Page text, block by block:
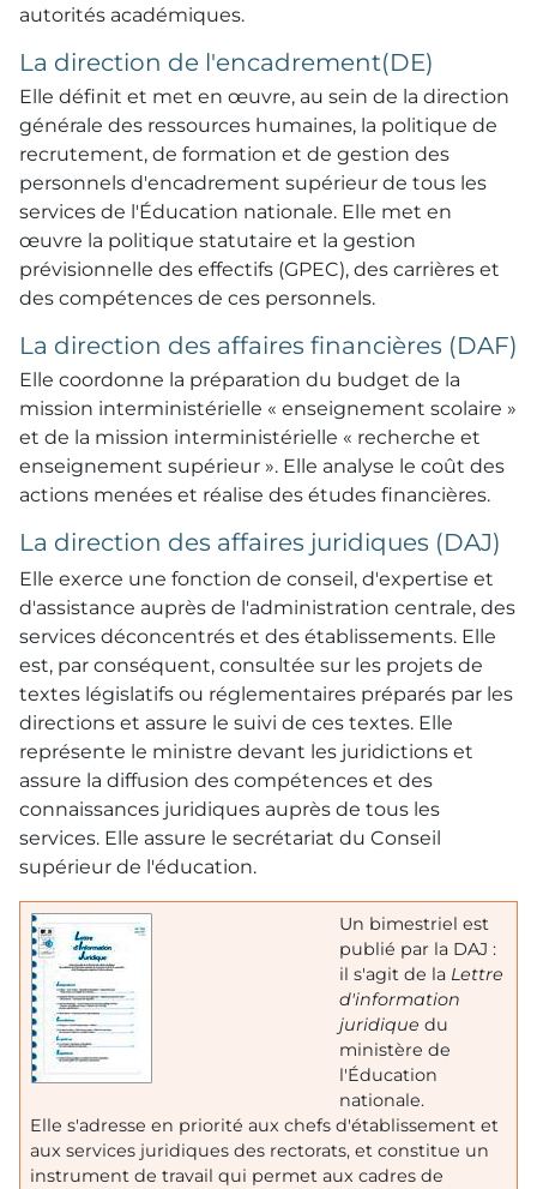
autorités académiques.
La direction de l'encadrement(DE)
Elle définit et met en œuvre, au sein de la direction
générale des ressources humaines, la politique de
recrutement, de formation et de gestion des
personnels d'encadrement supérieur de tous les
services de l'Éducation nationale. Elle met en
œuvre la politique statutaire et la gestion
prévisionnelle des effectifs (GPEC), des carrières et
des compétences de ces personnels.
La direction des affaires financières (DAF)
Elle coordonne la préparation du budget de la
mission interministérielle « enseignement scolaire »
et de la mission interministérielle « recherche et
enseignement supérieur ». Elle analyse le coût des
actions menées et réalise des études financières.
La direction des affaires juridiques (DAJ)
Elle exerce une fonction de conseil, d'expertise et
d'assistance auprès de l'administration centrale, des
services déconcentrés et des établissements. Elle
est, par conséquent, consultée sur les projets de
textes législatifs ou réglementaires préparés par les
directions et assure le suivi de ces textes. Elle
représente le ministre devant les juridictions et
assure la diffusion des compétences et des
connaissances juridiques auprès de tous les
services. Elle assure le secrétariat du Conseil
supérieur de l'éducation.
Un bimestriel est
publié par la DAJ :
il s'agit de la Lettre
d'information
juridique du
ministère de
l'Éducation
nationale.
Elle s'adresse en priorité aux chefs d'établissement et
aux services juridiques des rectorats, et constitue un
instrument de travail qui permet aux cadres de